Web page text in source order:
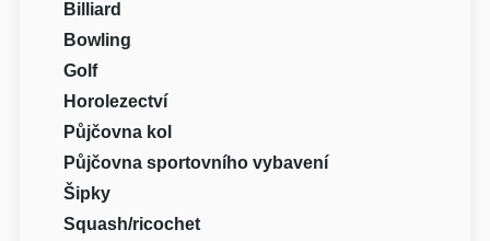
Billiard
Bowling
Golf
Horolezectví
Půjčovna kol
Půjčovna sportovního vybavení
Šipky
Squash/ricochet